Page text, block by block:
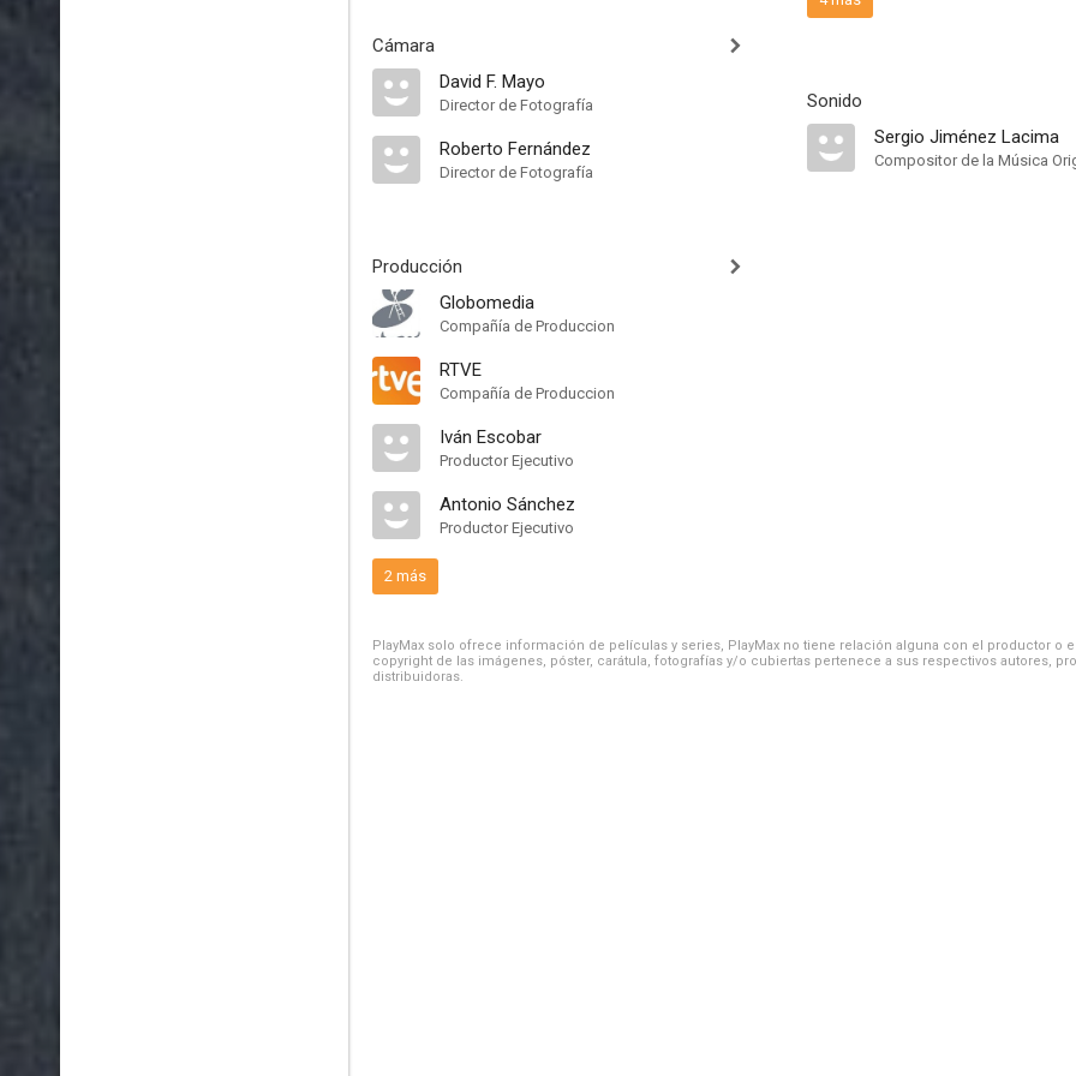
Cámara
David F. Mayo
Director de Fotografía
Roberto Fernández
Director de Fotografía
Producción
Globomedia
Compañía de Produccion
RTVE
Compañía de Produccion
Iván Escobar
Productor Ejecutivo
Antonio Sánchez
Productor Ejecutivo
2 más
Sonido
Sergio Jiménez Lacima
Compositor de la Música
PlayMax solo ofrece información de películas y series, PlayMax no tiene relación alguna con el productor o
copyright de las imágenes, póster, carátula, fotografías y/o cubiertas pertenece a sus respectivos autores,
distribuidoras.